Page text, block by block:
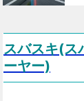
スバスキ(ス
ーヤー)